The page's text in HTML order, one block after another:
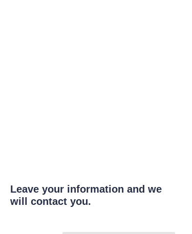
Leave your information and we
will contact you.